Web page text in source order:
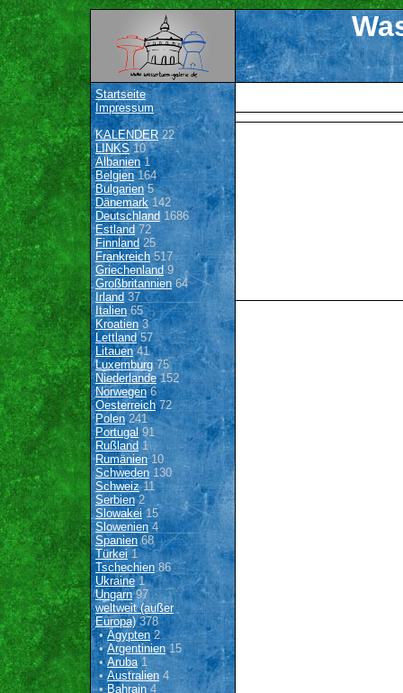
Startseite
Impressum
KALENDER22
LINKS10
Albanien1
Belgien164
Bulgarien 5
Dänemark142
Deutschland 1686
Estland 72
Finnland 25
Frankreich517
Griechenland9
Großbritannien64
Irland 37
Italien65
Kroatien3
Lettland57
Litauen41
Luxemburg 75
Niederlande152
Norwegen6
Oesterreich72
Polen 241
Portugal91
Rußland 1
Rumänien10
Schweden 130
Schweiz11
Serbien2
Slowakei15
Slowenien4
Spanien68
Türkei1
Tschechien 86
Ukraine1
Ungarn97
weltweit (außer
Europa)378
•Ägypten2
•Argentinien15
•Aruba1
•Australien 4
•Bahrain4